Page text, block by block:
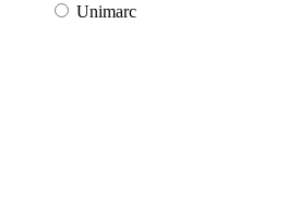
Unimarc